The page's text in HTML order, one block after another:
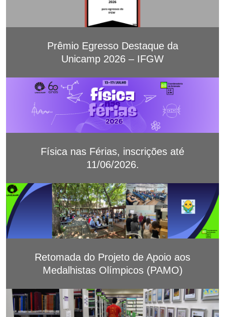
Prêmio Egresso Destaque da
Unicamp 2026 – IFGW
Física nas Férias, inscrições até
11/06/2026.
Retomada do Projeto de Apoio aos
Medalhistas Olímpicos (PAMO)